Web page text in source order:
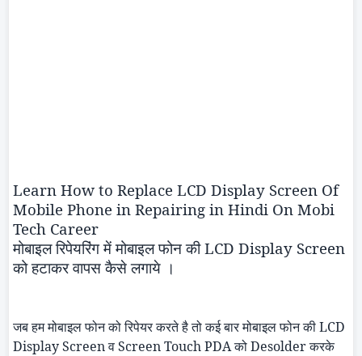
Learn How to Replace LCD Display Screen Of
Mobile Phone in Repairing in Hindi On Mobi
Tech Career
मोबाइल रिपेयरिंग में मोबाइल फोन कीLCD Display Screen
को हटाकर वापस कैसे लगाये ।
जब हम मोबाइल फोन को रिपेयर करते है तो कई बार मोबाइल फोन कीLCD
Display ScreenवScreen Touch PDAकोDesolderकरके